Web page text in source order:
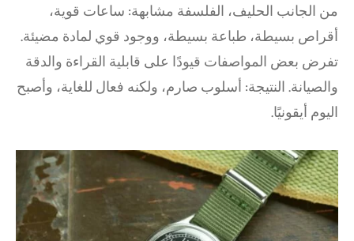
من الجانب الحليف، الفلسفة مشابهة: ساعات قوية،
أقراص بسيطة، طباعة بسيطة، ووجود قوي لمادة مضيئة.
تفرض بعض المواصفات قيودًا على قابلية القراءة والدقة
والصيانة. النتيجة: أسلوب صارم، ولكنه فعال للغاية، وأصبح
اليوم أيقونيًا.